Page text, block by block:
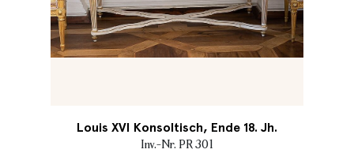
Louis XVI Konsoltisch, Ende 18. Jh.
Inv.-Nr. PR 301